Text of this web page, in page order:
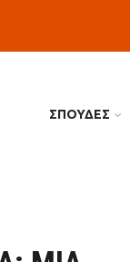
ΣΠΟΥΔΕΣ